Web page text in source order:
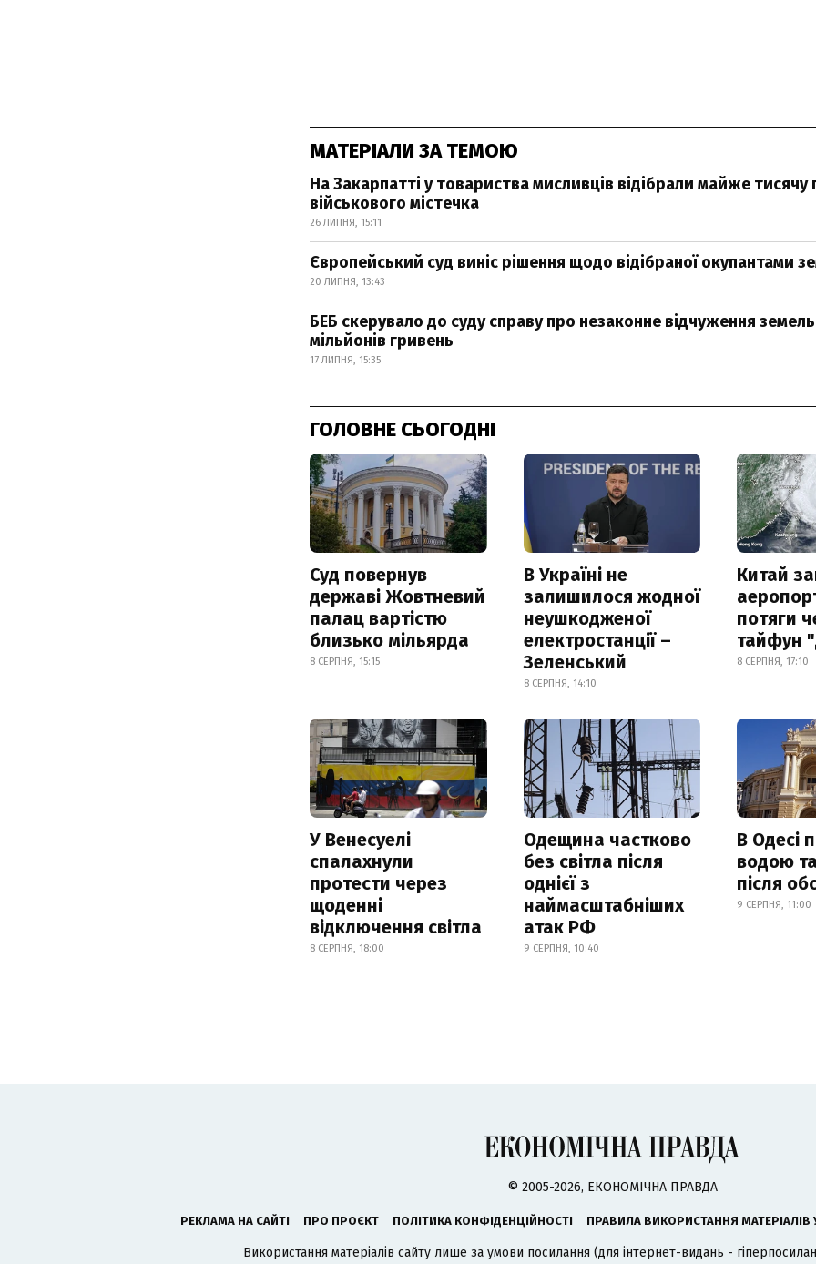
МАТЕРІАЛИ ЗА ТЕМОЮ
На Закарпатті у товариства мисливців відібрали майже тисячу
військового містечка
26 ЛИПНЯ, 15:11
Європейський суд виніс рішення щодо відібраної окупантами
20 ЛИПНЯ, 13:43
БЕБ скерувало до суду справу про незаконне відчуження
мільйонів гривень
17 ЛИПНЯ, 15:35
ГОЛОВНЕ СЬОГОДНІ
Суд повернув
державі Жовтневий
палац вартістю
близько мільярда
8 СЕРПНЯ, 15:15
В Україні не
залишилося жодної
неушкодженої
електростанції –
Зеленський
8 СЕРПНЯ, 14:10
Китай
потяги
тайфун
8 СЕРПНЯ, 17:10
У Венесуелі
спалахнули
протести через
щоденні
відключення світла
8 СЕРПНЯ, 18:00
Одещина частково
без світла після
однієї з
наймасштабніших
атак РФ
9 СЕРПНЯ, 10:40
В Одесі
водою
після
9 СЕРПНЯ, 11:00
© 2005-2026, ЕКОНОМІЧНА ПРАВДА
РЕКЛАМА НА САЙТІ ПРО ПРОЄКТ ПОЛІТИКА КОНФІДЕНЦІЙНОСТІ ПРАВИЛА ВИКОРИСТАННЯ МАТЕРІАЛІВ
Використання матеріалів сайту лише за умови посилання (для інтернет-видань -